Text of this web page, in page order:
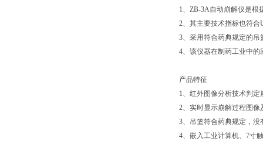
1、ZB-3A自动崩解仪是根
2、其主要技术指标也符合
3、采用符合药典规定的
4、该仪器在制药工业中
产品特征
1、红外图像分析技术判
2、实时显示崩解过程图
3、吊篮符合药典规定，
4、嵌入工业计算机、7寸